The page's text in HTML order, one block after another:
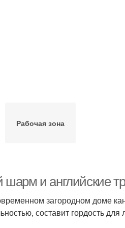
Рабочая зона
шарм и английские
загородном доме
составит гордость для